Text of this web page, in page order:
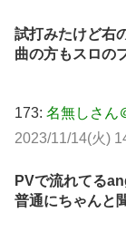
試打みたけど右
曲の方もスロの
173: 名無しさん
2023/11/14(火)
PVで流れてる
普通にちゃんと